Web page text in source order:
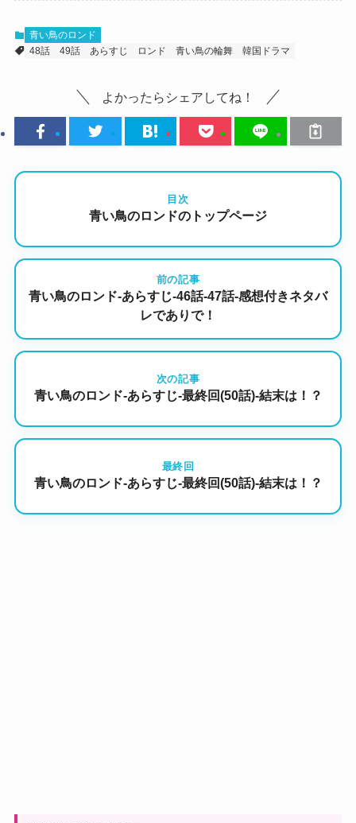
青い鳥のロンド
48話
49話 あらすじ ロンド 青い鳥の輪舞 韓国ドラマ
よかったらシェアしてね！
目次
青い鳥のロンドのトップページ
前の記事
青い鳥のロンド-あらすじ-46話-47話-感想付きネタバ
レでありで！
次の記事
青い鳥のロンド-あらすじ-最終回(50話)-結末は！？
最終回
青い鳥のロンド-あらすじ-最終回(50話)-結末は！？